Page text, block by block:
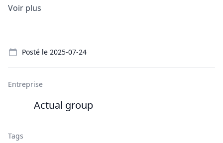
Voir plus
Posté le 2025-07-24
Entreprise
Actual group
Tags